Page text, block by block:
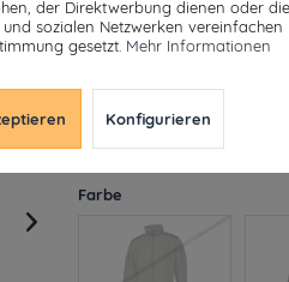
Dieser Artikel
22,39 € *
inkl. MwSt.ab 49€
Derzeit leider nicht
Farbe
der Direktwerbung dienen oder die
sozialen Netzwerken vereinfachen
gesetzt. Mehr Informationen
Konfigurieren